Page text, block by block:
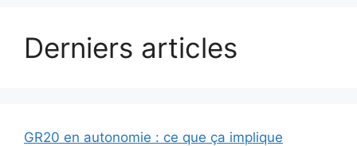
Derniers articles
GR20 en autonomie : ce que ça implique